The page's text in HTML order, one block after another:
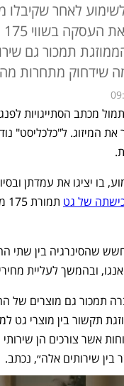
לאחר שקיבלו
תמכור גם
שידחוק מתחרות
בו יציגו את עמדתן
של גט
ובהמשך לעליית
בין שירותים אלה״, נכתב.